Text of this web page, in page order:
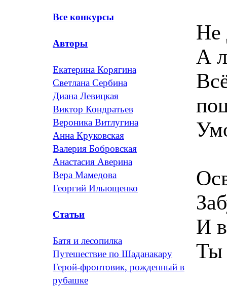
Все конкурсы
Авторы
Екатерина Корягина
Светлана Сербина
Диана Левицкая
Виктор Кондратьев
Вероника Витлугина
Анна Круковская
Валерия Бобровская
Анастасия Аверина
Вера Мамедова
Георгий Ильющенко
Статьи
Батя и лесопилка
Путешествие по Шаданакару
Герой-фронтовик, рожденный в
рубашке
Не
А
И
Ты